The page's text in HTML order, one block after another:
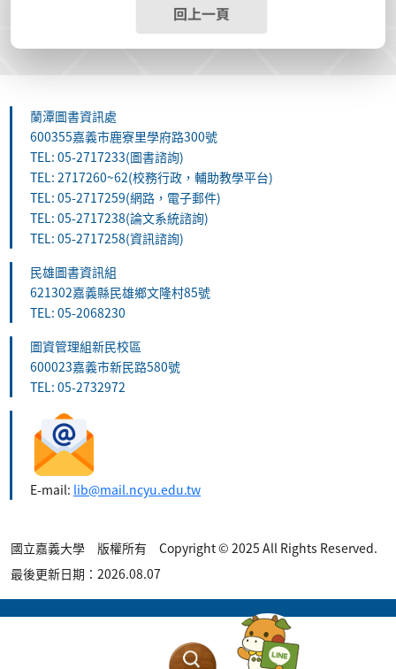
回上一頁
蘭潭圖書資訊處
600355嘉義市鹿寮里學府路300號
TEL: 05-2717233(圖書諮詢)
TEL: 2717260~62(校務行政，輔助教學平台)
TEL: 05-2717259(網路，電子郵件)
TEL: 05-2717238(論文系統諮詢)
TEL: 05-2717258(資訊諮詢)
民雄圖書資訊組
621302嘉義縣民雄鄉文隆村85號
TEL: 05-2068230
圖資管理組新民校區
600023嘉義市新民路580號
TEL: 05-2732972
E-mail: lib@mail.ncyu.edu.tw
國立嘉義大學 版權所有 Copyright © 2025 All Rights Reserved.
最後更新日期：2026.08.07